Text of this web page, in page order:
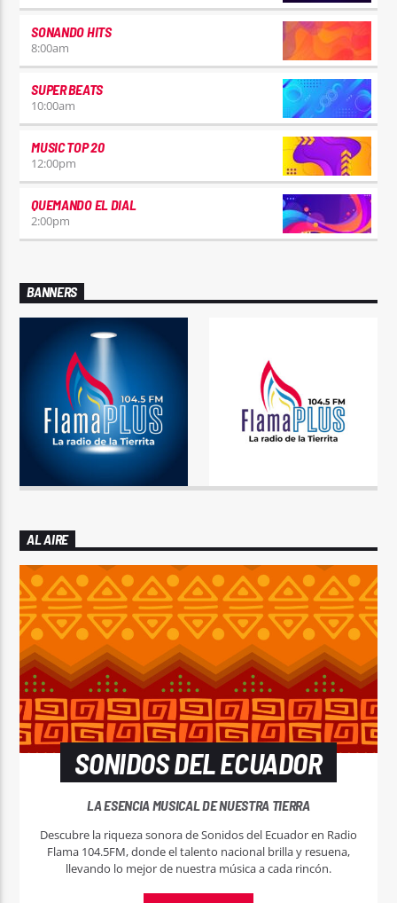
SONANDO HITS
8:00am
SUPER BEATS
10:00am
MUSIC TOP 20
12:00pm
QUEMANDO EL DIAL
2:00pm
BANNERS
AL AIRE
SONIDOS DEL ECUADOR
LA ESENCIA MUSICAL DE NUESTRA TIERRA
Descubre la riqueza sonora de Sonidos del Ecuador en Radio
Flama 104.5FM, donde el talento nacional brilla y resuena,
llevando lo mejor de nuestra música a cada rincón.